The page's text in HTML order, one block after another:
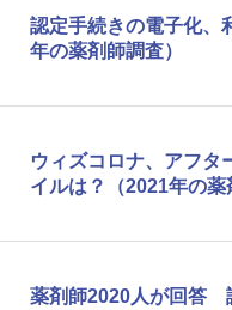
認定手続きの電子化、
年の薬剤師調査）
ウィズコロナ、アフタ
イルは？（2021年の薬
薬剤師2020人が回答